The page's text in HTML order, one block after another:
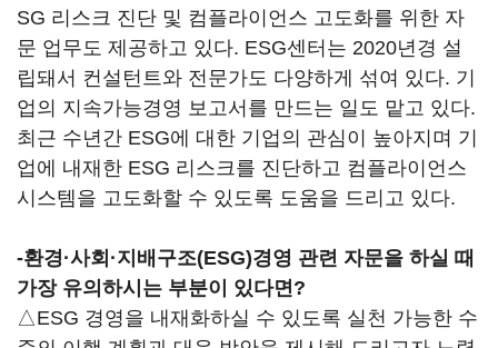
SG 리스크 진단 및 컴플라이언스 고도화를 위한 자
문 업무도 제공하고 있다. ESG센터는 2020년경 설
립돼서 컨설턴트와 전문가도 다양하게 섞여 있다. 기
업의 지속가능경영 보고서를 만드는 일도 맡고 있다.
최근 수년간 ESG에 대한 기업의 관심이 높아지며 기
업에 내재한 ESG 리스크를 진단하고 컴플라이언스
시스템을 고도화할 수 있도록 도움을 드리고 있다.
-환경·사회·지배구조(ESG)경영 관련 자문을 하실 때
가장 유의하시는 부분이 있다면?
△ESG 경영을 내재화하실 수 있도록 실천 가능한 수